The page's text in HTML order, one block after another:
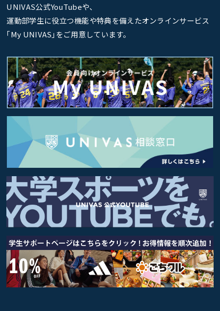
UNIVAS公式YouTubeや、
運動部学生に役立つ機能や特典を備えたオンラインサービス
｢My UNIVAS｣をご用意しています。